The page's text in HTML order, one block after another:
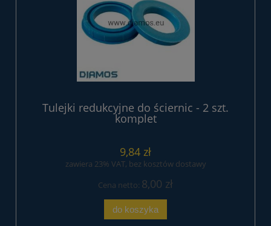
Tulejki redukcyjne do ściernic - 2 szt.
komplet
9,84 zł
zawiera 23% VAT, bez kosztów dostawy
Cena netto: 8,00 zł
do koszyka